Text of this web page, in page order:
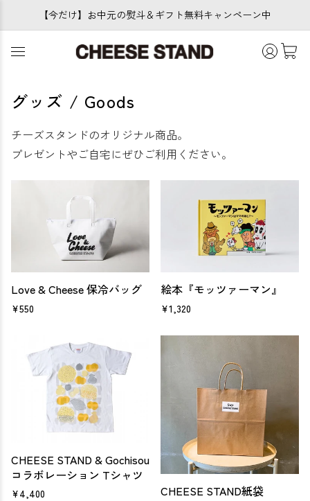
【今だけ】お中元の熨斗＆ギフト無料キャンペーン中
グッズ / Goods
チーズスタンドのオリジナル商品。
プレゼントやご自宅にぜひご利用ください。
Love & Cheese 保冷バッグ
¥550
絵本『モッツァーマン』
¥1,320
CHEESE STAND & Gochisou
コラボレーション Tシャツ
¥4,400 CHEESE STAND紙袋